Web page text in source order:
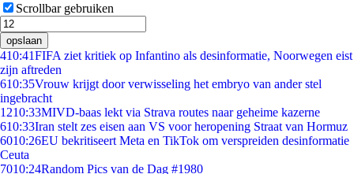
Scrollbar gebruiken
opslaan
410:41FIFA ziet kritiek op Infantino als desinformatie, Noorwegen eist
zijn aftreden
610:35Vrouw krijgt door verwisseling het embryo van ander stel
ingebracht
1210:33MIVD-baas lekt via Strava routes naar geheime kazerne
610:33Iran stelt zes eisen aan VS voor heropening Straat van Hormuz
6010:26EU bekritiseert Meta en TikTok om verspreiden desinformatie
Ceuta
7010:24Random Pics van de Dag #1980